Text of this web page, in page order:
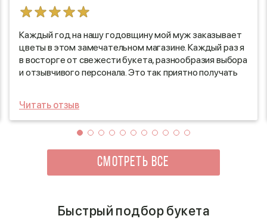
Каждый год на нашу годовщину мой муж заказывает
цветы в этом замечательном магазине. Каждый раз я
в восторге от свежести букета, разнообразия выбора
и отзывчивого персонала. Это так приятно получать
дождаться следующего года, чтобы вновь
порадоваться вашим шикарным композициям!
Читать отзыв
СМОТРЕТЬ ВСЕ
Быстрый подбор букета